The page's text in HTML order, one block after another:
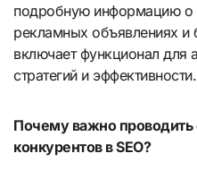
подробную информацию о
рекламных объявлениях
включает функционал для
стратегий и эффективности.
Почему важно проводить
конкурентов в SEO?